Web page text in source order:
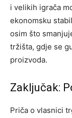
i velikih igrača
ekonomsku
osim što
tržišta, gdje se
proizvoda.
Zaključak:
Priča o vlasnici